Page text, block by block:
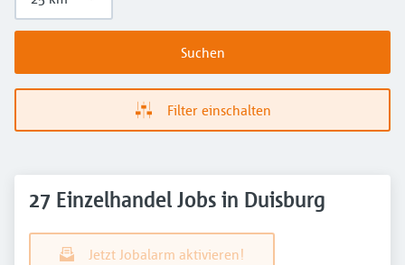
Suchen
Filter einschalten
27 Einzelhandel Jobs in Duisburg
Jetzt Jobalarm aktivieren!